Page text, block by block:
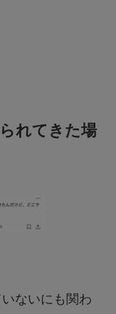
れてきた場
ないにも関わ